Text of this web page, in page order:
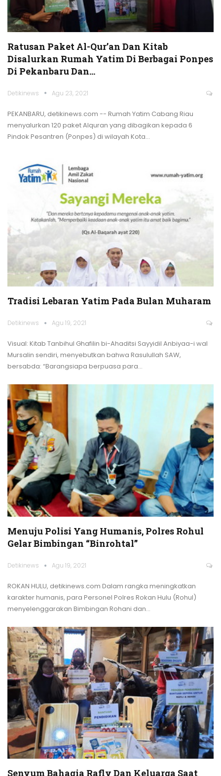
Ratusan Paket Al-Qur’an Dan Kitab
Disalurkan Rumah Yatim Di Berbagai Ponpes
Di Pekanbaru Dan…
Detikinews Agu 23, 2021
PEKANBARU, detikinews.com -- Rumah Yatim Cabang Riau
menyalurkan 120 paket Alquran yang dibagikan kepada 6
Pindok Pesantren (Ponpes) di wilayah Kota…
Tradisi Lebaran Yatim Pada Bulan Muharam
Detikinews Agu 19, 2021
Visual: Kitab Tanbihul Ghafilin bi-Ahaditsi Sayyidil Anbiyaa-i wal
Mursalin sendiri, menyebutkan bahwa Rasulullah SAW,
bersabda: “Barangsiapa berpuasa para…
Menuju Polisi Yang Humanis, Polres Rohul
Gelar Bimbingan “Binrohtal”
Detikinews Agu 19, 2021
ROKAN HULU, detikinews.com Dalam rangka meningkatkan
karakter humanis, para Personel Polres Rokan Hulu (Rohul)
menyelenggarakan Bimbingan Rohani dan…
Senyum Bahagia Rafly Dan Keluarga Saat